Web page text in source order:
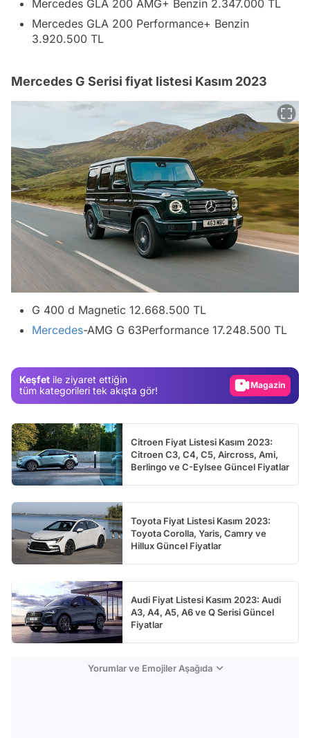
Mercedes GLA 200 AMG+ Benzin 2.347.000 TL
Mercedes GLA 200 Performance+ Benzin
3.920.500 TL
Mercedes G Serisi fiyat listesi Kasım 2023
G 400 d Magnetic 12.668.500 TL
Mercedes-AMG G 63Performance 17.248.500 TL
Keşfet ile ziyaret ettiğin
tüm kategorileri tek akışta gör!
Video
Video
Citroen Fiyat Listesi Kasım 2023:
Citroen C3, C4, C5, Aircross, Ami,
Berlingo ve C-Eylsee Güncel Fiyatlar
Toyota Fiyat Listesi Kasım 2023:
Toyota Corolla, Yaris, Camry ve
Hillux Güncel Fiyatlar
Audi Fiyat Listesi Kasım 2023: Audi
A3, A4, A5, A6 ve Q Serisi Güncel
Fiyatlar
Yorumlar ve Emojiler Aşağıda